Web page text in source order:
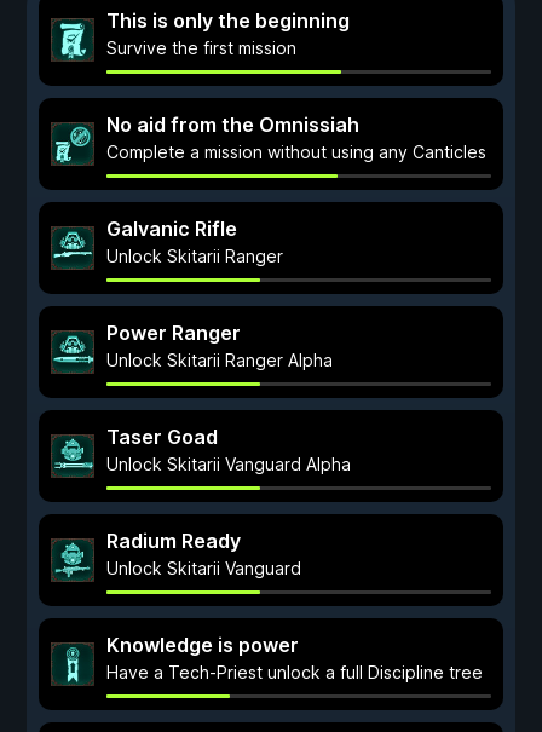
This is only the beginning
Survive the first mission
No aid from the Omnissiah
Complete a mission without using any Canticles
Galvanic Rifle
Unlock Skitarii Ranger
Power Ranger
Unlock Skitarii Ranger Alpha
Taser Goad
Unlock Skitarii Vanguard Alpha
Radium Ready
Unlock Skitarii Vanguard
Knowledge is power
Have a Tech-Priest unlock a full Discipline tree